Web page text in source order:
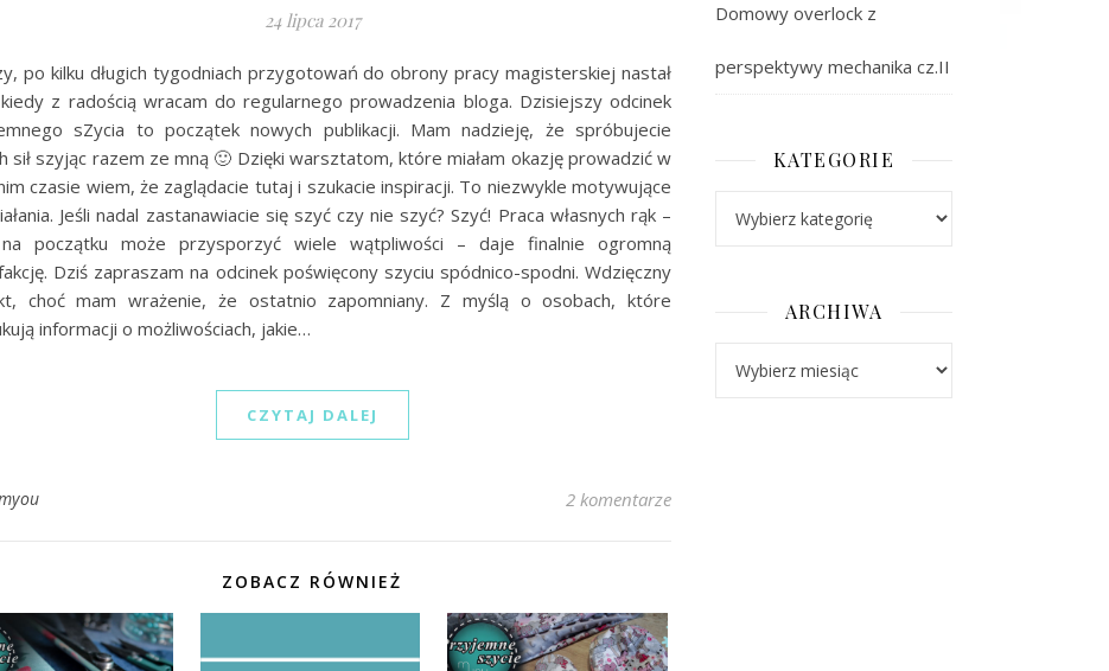
24 lipca 2017
po kilku długich tygodniach przygotowań do obrony pracy magisterskiej nastał
z radością wracam do regularnego prowadzenia bloga. Dzisiejszy odcinek
sZycia to początek nowych publikacji. Mam nadzieję, że spróbujecie
sił szyjąc razem ze mną 🙂 Dzięki warsztatom, które miałam okazję prowadzić w
czasie wiem, że zaglądacie tutaj i szukacie inspiracji. To niezwykle motywujące
Jeśli nadal zastanawiacie się szyć czy nie szyć? Szyć! Praca własnych rąk –
początku może przysporzyć wiele wątpliwości – daje finalnie ogromną
Dziś zapraszam na odcinek poświęcony szyciu spódnico-spodni. Wdzięczny
choć mam wrażenie, że ostatnio zapomniany. Z myślą o osobach, które
informacji o możliwościach, jakie…
CZYTAJ DALEJ
2 komentarze
ZOBACZ RÓWNIEŻ
Domowy overlock z
perspektywy mechanika cz.II
KATEGORIE
ARCHIWA